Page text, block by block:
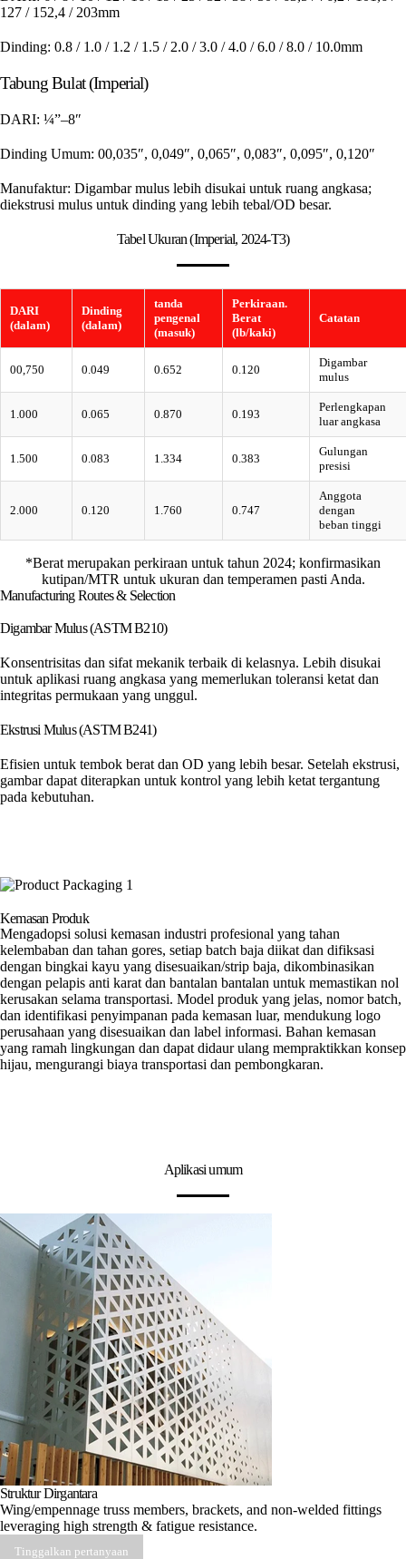
127 / 152,4 / 203mm
Dinding: 0.8 / 1.0 / 1.2 / 1.5 / 2.0 / 3.0 / 4.0 / 6.0 / 8.0 / 10.0mm
Tabung Bulat (Imperial)
DARI: ¼”–8″
Dinding Umum: 00,035″, 0,049″, 0,065″, 0,083″, 0,095″, 0,120″
Manufaktur: Digambar mulus lebih disukai untuk ruang angkasa;
diekstrusi mulus untuk dinding yang lebih tebal/OD besar.
Tabel Ukuran (Imperial, 2024-T3)
DARI
(dalam)
Dinding
(dalam)
tanda
pengenal
(masuk)
Perkiraan.
Berat
(lb/kaki)
Catatan
00,750 0.049 0.652 0.120
Digambar
mulus
1.000 0.065 0.870 0.193
Perlengkapan
luar angkasa
1.500 0.083 1.334 0.383
Gulungan
presisi
2.000 0.120 1.760 0.747
Anggota
dengan
beban tinggi
*Berat merupakan perkiraan untuk tahun 2024; konfirmasikan
kutipan/MTR untuk ukuran dan temperamen pasti Anda.
Manufacturing Routes & Selection
Digambar Mulus (ASTM B210)
Konsentrisitas dan sifat mekanik terbaik di kelasnya. Lebih disukai
untuk aplikasi ruang angkasa yang memerlukan toleransi ketat dan
integritas permukaan yang unggul.
Ekstrusi Mulus (ASTM B241)
Efisien untuk tembok berat dan OD yang lebih besar. Setelah ekstrusi,
gambar dapat diterapkan untuk kontrol yang lebih ketat tergantung
pada kebutuhan.
Kemasan Produk
Mengadopsi solusi kemasan industri profesional yang tahan
kelembaban dan tahan gores, setiap batch baja diikat dan difiksasi
dengan bingkai kayu yang disesuaikan/strip baja, dikombinasikan
dengan pelapis anti karat dan bantalan bantalan untuk memastikan nol
kerusakan selama transportasi. Model produk yang jelas, nomor batch,
dan identifikasi penyimpanan pada kemasan luar, mendukung logo
perusahaan yang disesuaikan dan label informasi. Bahan kemasan
yang ramah lingkungan dan dapat didaur ulang mempraktikkan konsep
hijau, mengurangi biaya transportasi dan pembongkaran.
Aplikasi umum
Struktur Dirgantara
Wing/empennage truss members, brackets, and non-welded fittings
leveraging high strength & fatigue resistance.
Tinggalkan pertanyaan